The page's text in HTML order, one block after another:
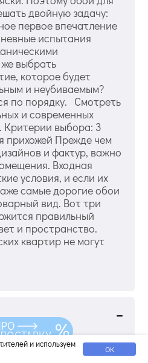
двойную задачу:
первое впечатление
испытания
выбрать
которое будет
и неубиваемым?
по порядку. Смотреть
и современных
Критерии выбора: 3
прихожей Прежде чем
и фактур, важно
Входная
условия, и если их
самые дорогие обои
вид. Вот три
правильный
и пространство.
квартир не могут
и используем
ОК